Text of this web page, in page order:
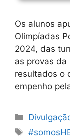
Os alunos
Olimpíadas
2024, das
as provas da
resultados o
empenho
Etiquetas